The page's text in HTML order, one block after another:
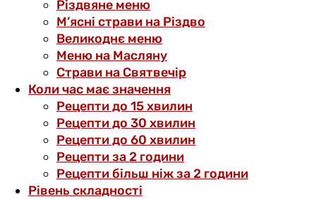
Різдвяне меню
М’ясні страви на Різдво
Великоднє меню
Меню на Масляну
Страви на Святвечір
Коли час має значення
Рецепти до 15 хвилин
Рецепти до 30 хвилин
Рецепти до 60 хвилин
Рецепти за 2 години
Рецепти більш ніж за 2 години
Рівень складності